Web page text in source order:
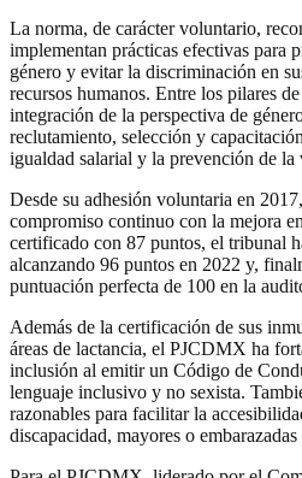
La norma, de carácter voluntario,
implementan prácticas efectivas para
género y evitar la discriminación en
recursos humanos. Entre los pilares
integración de la perspectiva de
reclutamiento, selección y
igualdad salarial y la prevención de la
Desde su adhesión voluntaria en
compromiso continuo con la mejora
certificado con 87 puntos, el tribunal
alcanzando 96 puntos en 2022 y,
puntuación perfecta de 100 en la
Además de la certificación de sus
áreas de lactancia, el PJCDMX ha
inclusión al emitir un Código de
lenguaje inclusivo y no sexista.
razonables para facilitar la
discapacidad, mayores o